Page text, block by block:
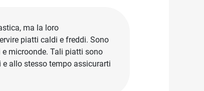
ma la loro
piatti caldi e freddi. Sono
microonde. Tali piatti sono
allo stesso tempo assicurarti